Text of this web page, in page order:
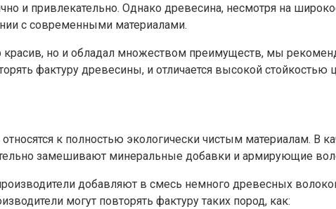
и привлекательно. Однако древесина, несмотря на
с современными материалами.
красив, но и обладал множеством преимуществ, мы
фактуру древесины, и отличается высокой стойкостью
к полностью экологически чистым материалам. В
замешивают минеральные добавки и армирующие
добавляют в смесь немного древесных
могут повторять фактуру таких пород, как: